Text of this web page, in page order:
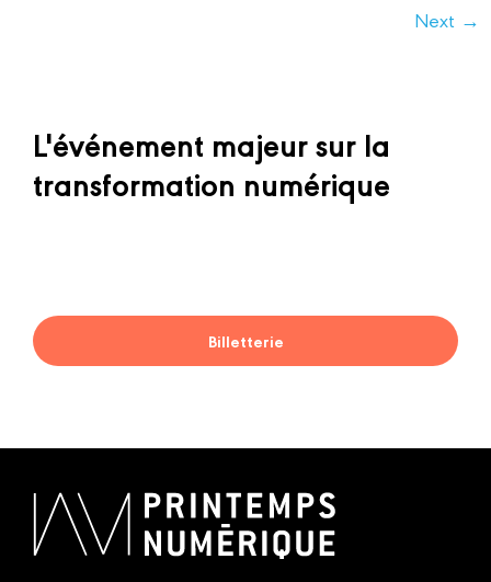
Next →
L'événement majeur sur la
transformation numérique
Billetterie